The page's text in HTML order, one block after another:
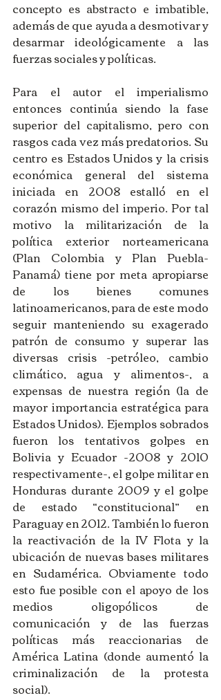
concepto es abstracto e imbatible,
además de que ayuda a desmotivar y
desarmar ideológicamente a las
fuerzas sociales y políticas.
Para el autor el imperialismo
entonces continúa siendo la fase
superior del capitalismo, pero con
rasgos cada vez más predatorios. Su
centro es Estados Unidos y la crisis
económica general del sistema
iniciada en 2008 estalló en el
corazón mismo del imperio. Por tal
motivo la militarización de la
política exterior norteamericana
(Plan Colombia y Plan Puebla-
Panamá) tiene por meta apropiarse
de los bienes comunes
latinoamericanos, para de este modo
seguir manteniendo su exagerado
patrón de consumo y superar las
diversas crisis -petróleo, cambio
climático, agua y alimentos-, a
expensas de nuestra región (la de
mayor importancia estratégica para
Estados Unidos). Ejemplos sobrados
fueron los tentativos golpes en
Bolivia y Ecuador -2008 y 2010
respectivamente-, el golpe militar en
Honduras durante 2009 y el golpe
de estado “constitucional” en
Paraguay en 2012. También lo fueron
la reactivación de la IV Flota y la
ubicación de nuevas bases militares
en Sudamérica. Obviamente todo
esto fue posible con el apoyo de los
medios oligopólicos de
comunicación y de las fuerzas
políticas más reaccionarias de
América Latina (donde aumentó la
criminalización de la protesta
social).